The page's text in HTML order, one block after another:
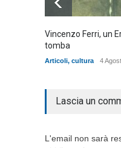
Vincenzo Ferri, un
tomba
Articoli, cultura 4
Lascia un
L'email non sarà